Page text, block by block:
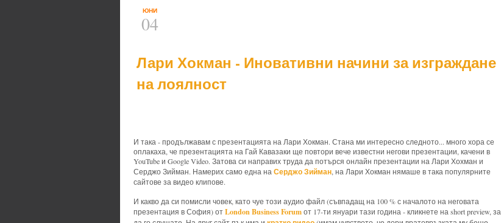
ЮНИ
04
Лари Хокман - Иновативни начини за изграждане
на лоялност
И така - продължавам с презентацията на Лари Хокман. Стана ми интересно следното... много хора се
оплакаха, че презентацията на Гай Кавазаки ще повтори вече известни негови презентации, качени в
YouTube и Google Video. Затова си направих труда да потърся онлайн презентации на Лари Хохман и
Серджо Зийман. Намерих само една на Серджо Зийман, на Лари Хокман нямаше в така популярните
сайтове за видео клипове.
И какво да си помисли човек, като чуе този аудио файл (съвпадащ на 100 % с началото на неговата
презентация в София) отLondon Business Forumот 17-ти януари тази година - кликнете на short preview, за